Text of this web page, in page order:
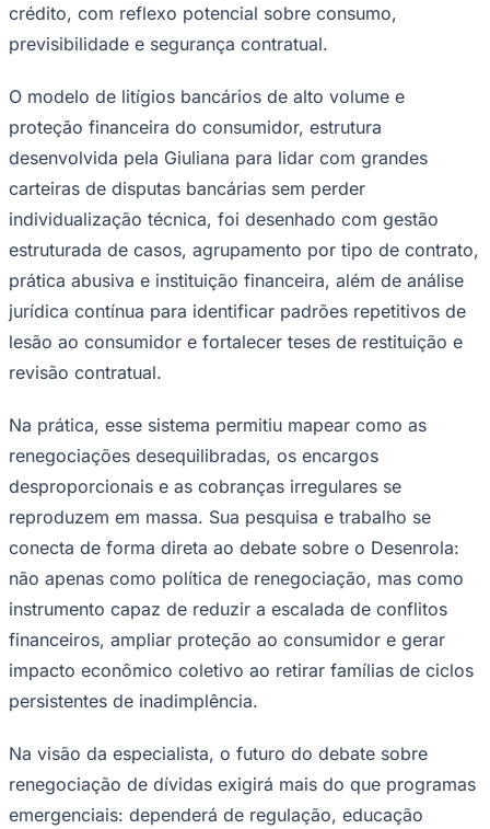
crédito, com reflexo potencial sobre consumo,
previsibilidade e segurança contratual.
O modelo de litígios bancários de alto volume e
proteção financeira do consumidor, estrutura
desenvolvida pela Giuliana para lidar com grandes
carteiras de disputas bancárias sem perder
individualização técnica, foi desenhado com gestão
estruturada de casos, agrupamento por tipo de contrato,
prática abusiva e instituição financeira, além de análise
jurídica contínua para identificar padrões repetitivos de
lesão ao consumidor e fortalecer teses de restituição e
revisão contratual.
Na prática, esse sistema permitiu mapear como as
renegociações desequilibradas, os encargos
desproporcionais e as cobranças irregulares se
reproduzem em massa. Sua pesquisa e trabalho se
conecta de forma direta ao debate sobre o Desenrola:
não apenas como política de renegociação, mas como
instrumento capaz de reduzir a escalada de conflitos
financeiros, ampliar proteção ao consumidor e gerar
impacto econômico coletivo ao retirar famílias de ciclos
persistentes de inadimplência.
Na visão da especialista, o futuro do debate sobre
renegociação de dívidas exigirá mais do que programas
emergenciais: dependerá de regulação, educação